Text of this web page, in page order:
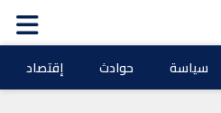
سياسة حوادث إقتصاد